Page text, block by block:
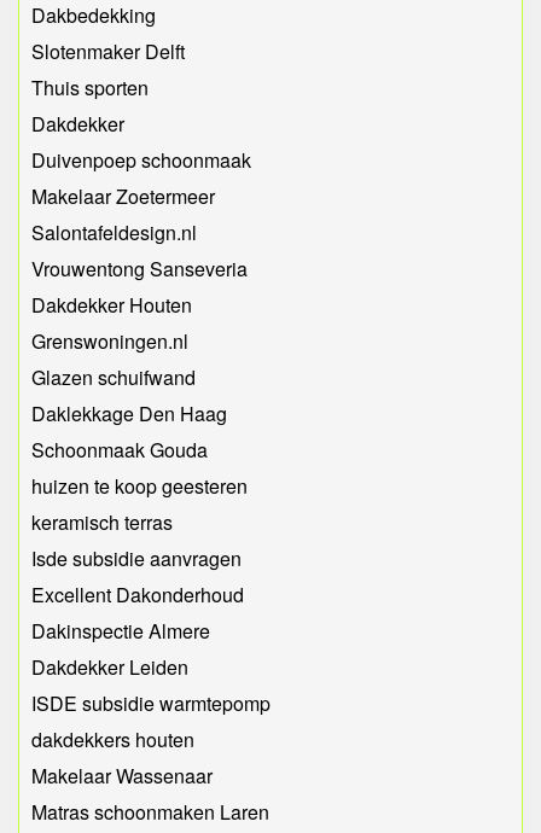
Dakbedekking
Slotenmaker Delft
Thuis sporten
Dakdekker
Duivenpoep schoonmaak
Makelaar Zoetermeer
Salontafeldesign.nl
Vrouwentong Sanseveria
Dakdekker Houten
Grenswoningen.nl
Glazen schuifwand
Daklekkage Den Haag
Schoonmaak Gouda
huizen te koop geesteren
keramisch terras
Isde subsidie aanvragen
Excellent Dakonderhoud
Dakinspectie Almere
Dakdekker Leiden
ISDE subsidie warmtepomp
dakdekkers houten
Makelaar Wassenaar
Matras schoonmaken Laren